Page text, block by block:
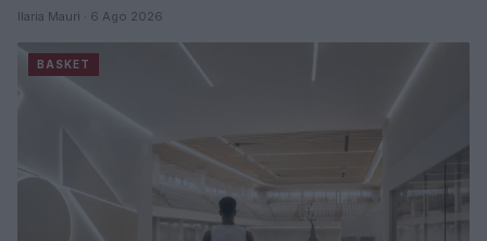
Ilaria Mauri · 6 Ago 2026
BASKET